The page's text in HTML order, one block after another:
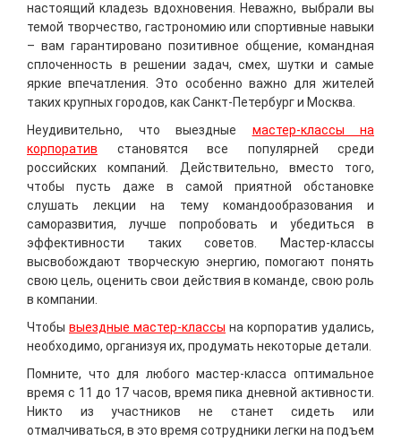
настоящий кладезь вдохновения. Неважно, выбрали вы
темой творчество, гастрономию или спортивные навыки
– вам гарантировано позитивное общение, командная
сплоченность в решении задач, смех, шутки и самые
яркие впечатления. Это особенно важно для жителей
таких крупных городов, как Санкт-Петербург и Москва.
Неудивительно, что выездные мастер-классы на
корпоратив становятся все популярней среди
российских компаний. Действительно, вместо того,
чтобы пусть даже в самой приятной обстановке
слушать лекции на тему командообразования и
саморазвития, лучше попробовать и убедиться в
эффективности таких советов. Мастер-классы
высвобождают творческую энергию, помогают понять
свою цель, оценить свои действия в команде, свою роль
в компании.
Чтобы выездные мастер-классы на корпоратив удались,
необходимо, организуя их, продумать некоторые детали.
Помните, что для любого мастер-класса оптимальное
время с 11 до 17 часов, время пика дневной активности.
Никто из участников не станет сидеть или
отмалчиваться, в это время сотрудники легки на подъем